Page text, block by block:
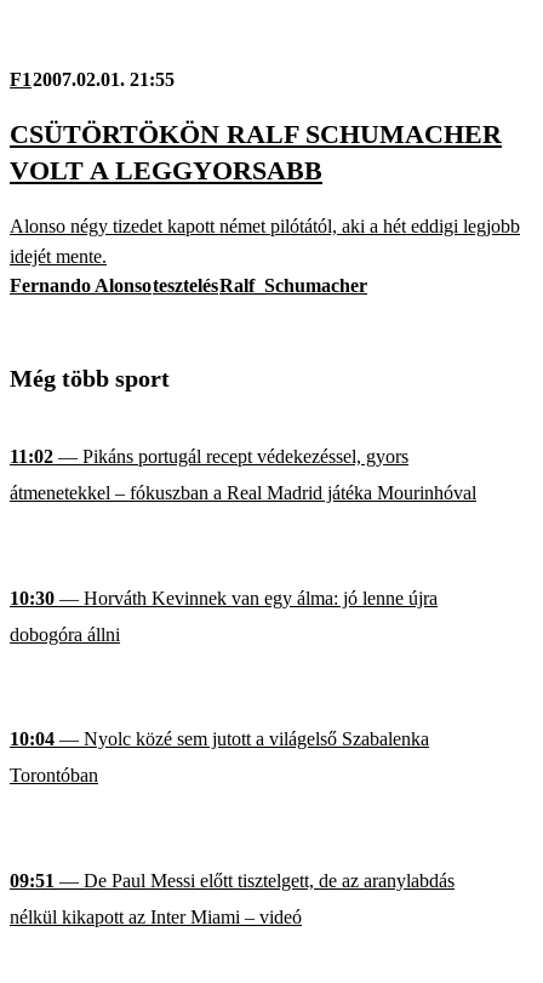
F12007.02.01. 21:55
CSÜTÖRTÖKÖN RALF SCHUMACHER
VOLT A LEGGYORSABB
Alonso négy tizedet kapott német pilótától, aki a hét eddigi legjobb
idejét mente.
Fernando AlonsotesztelésRalf_Schumacher
Még több sport
11:02 — Pikáns portugál recept védekezéssel, gyors
átmenetekkel – fókuszban a Real Madrid játéka Mourinhóval
10:30 — Horváth Kevinnek van egy álma: jó lenne újra
dobogóra állni
10:04 — Nyolc közé sem jutott a világelső Szabalenka
Torontóban
09:51 — De Paul Messi előtt tisztelgett, de az aranylabdás
nélkül kikapott az Inter Miami – videó